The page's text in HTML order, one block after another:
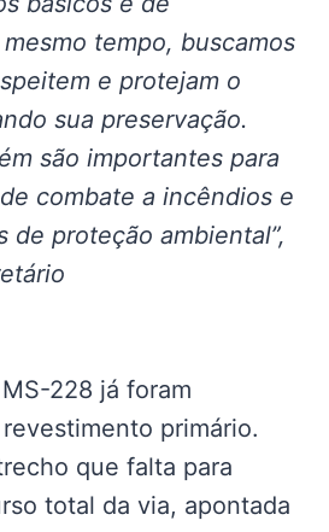
tempo, buscamos
e protejam o
sua preservação.
são importantes para
combate a incêndios e
de proteção ambiental”,
228 já foram
primário.
que falta para
total da via, apontada